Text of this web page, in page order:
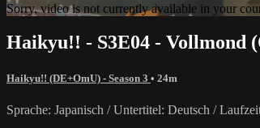
Sorry, video is not currently available in your
Haikyu!! - S3E04 - Vollmond
Haikyu!! (DE+OmU) - Season 3 • 24m
Sprache: Japanisch / Untertitel: Deutsch /